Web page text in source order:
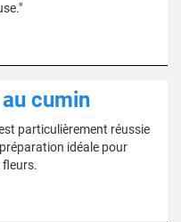
cumin
particulièrement réussie
idéale pour
fleurs.